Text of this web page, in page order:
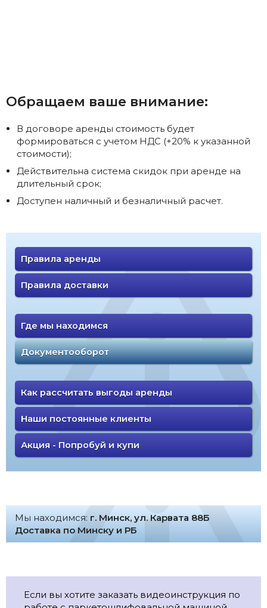
Обращаем ваше внимание:
В договоре аренды стоимость будет
формироваться с учетом НДС (+20% к указанной
стоимости);
Действительна система скидок при аренде на
длительный срок;
Доступен наличный и безналичный расчет.
Правила аренды
Правила доставки
Где мы находимся
Документооборот
Как рассчитать выгоды аренды
Наши постоянные клиенты
Акция - Попробуй и купи
Мы находимся: г. Минск, ул. Карвата 88Б
Доставка по Минску и РБ
Если вы хотите заказать видеоинструкция по